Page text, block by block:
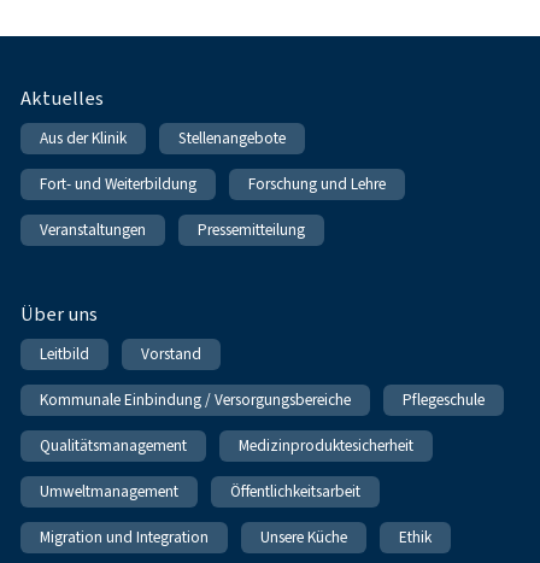
Fußnavigation
Aktuelles
Aus der Klinik Stellenangebote
Fort- und Weiterbildung Forschung und Lehre
Veranstaltungen Pressemitteilung
Über uns
Leitbild Vorstand
Kommunale Einbindung / Versorgungsbereiche Pflegeschule
Qualitätsmanagement Medizinproduktesicherheit
Umweltmanagement Öffentlichkeitsarbeit
Migration und Integration Unsere Küche Ethik